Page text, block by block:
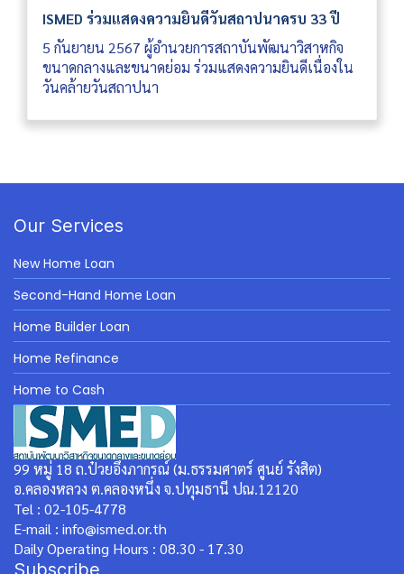
ISMED ร่วมแสดงความยินดีวันสถาปนาครบ 33 ปี
5 กันยายน 2567 ผู้อำนวยการสถาบันพัฒนาวิสาหกิจ
ขนาดกลางและขนาดย่อม ร่วมแสดงความยินดีเนื่องใน
วันคล้ายวันสถาปนา
Our Services
New Home Loan
Second-Hand Home Loan
Home Builder Loan
Home Refinance
Home to Cash
99 หมู่ 18 ถ.ป๋วยอึ๊งภากรณ์ (ม.ธรรมศาตร์ ศูนย์ รังสิต)
อ.คลองหลวง ต.คลองหนึ่ง จ.ปทุมธานี ปณ.12120
Tel : 02-105-4778
E-mail : info@ismed.or.th
Daily Operating Hours : 08.30 - 17.30
Subscribe